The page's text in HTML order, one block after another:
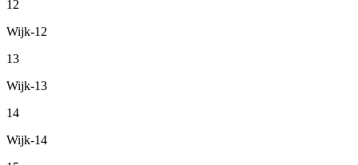
12
Wijk-12
13
Wijk-13
14
Wijk-14